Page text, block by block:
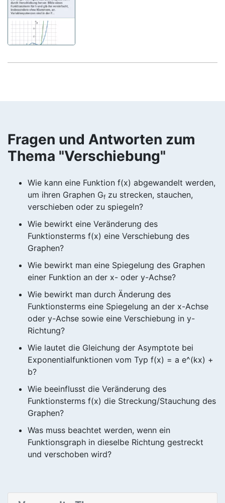
Fragen und Antworten zum
Thema "Verschiebung"
Wie kann eine Funktion f(x) abgewandelt werden,
um ihren Graphen Gf zu strecken, stauchen,
verschieben oder zu spiegeln?
Wie bewirkt eine Veränderung des
Funktionsterms f(x) eine Verschiebung des
Graphen?
Wie bewirkt man eine Spiegelung des Graphen
einer Funktion an der x- oder y-Achse?
Wie bewirkt man durch Änderung des
Funktionsterms eine Spiegelung an der x-Achse
oder y-Achse sowie eine Verschiebung in y-
Richtung?
Wie lautet die Gleichung der Asymptote bei
Exponentialfunktionen vom Typ f(x) = a e^(kx) +
b?
Wie beeinflusst die Veränderung des
Funktionsterms f(x) die Streckung/Stauchung des
Graphen?
Was muss beachtet werden, wenn ein
Funktionsgraph in dieselbe Richtung gestreckt
und verschoben wird?